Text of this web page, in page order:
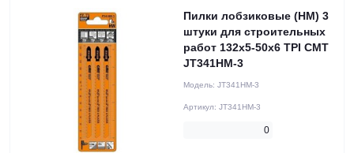
Пилки лобзиковые (HM) 3
штуки для строительных
работ 132x5-50x6 TPI CMT
JT341HM-3
Модель: JT341HM-3
Артикул: JT341HM-3
0